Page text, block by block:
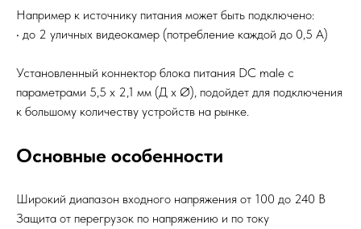
Например к иcточнику питания может быть подключено:
• до 2 уличных видеокамер (потребление каждой до 0,5 А)
Установленный коннектор блока питания DC male c
параметрами 5,5 x 2,1 мм (Д x Ø), подойдет для подключения
к большому количеству устройств на рынке.
Основные особенности
Широкий диапазон входного напряжения от 100 до 240 В
Защита от перегрузок по напряжению и по току